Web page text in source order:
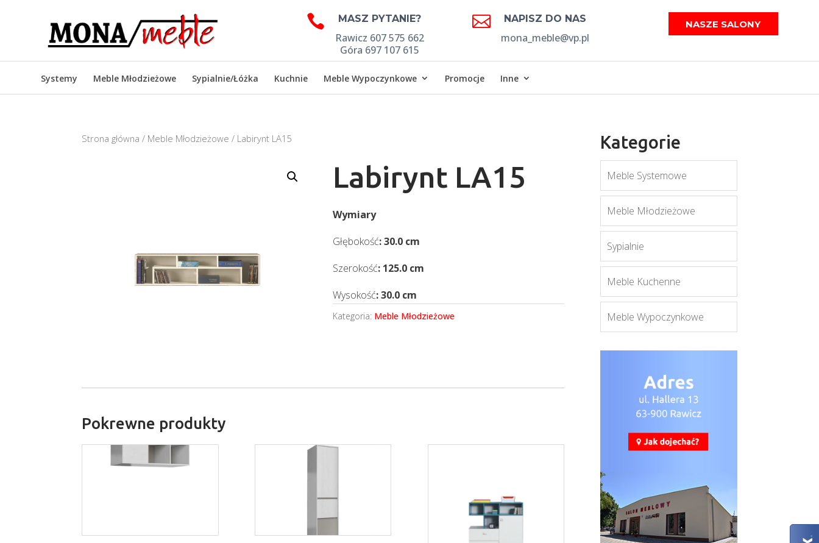
 MASZ PYTANIE?
Rawicz 607 575 662
Góra 697 107 615
 NAPISZ DO NAS
mona_meble@vp.pl
NASZE SALONY
Systemy Meble Młodzieżowe Sypialnie/Łóżka Kuchnie Meble Wypoczynkowe Promocje Inne
Strona główna / Meble Młodzieżowe / Labirynt LA15
Labirynt LA15
Wymiary
Głębokość: 30.0 cm
Szerokość: 125.0 cm
Wysokość: 30.0 cm
Kategoria: Meble Młodzieżowe
Pokrewne produkty
Kategorie
Meble Systemowe
Meble Młodzieżowe
Sypialnie
Meble Kuchenne
Meble Wypoczynkowe